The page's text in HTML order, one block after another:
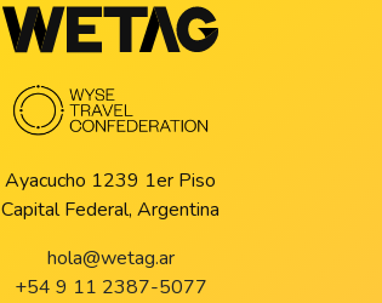
Ayacucho 1239 1er Piso
Capital Federal, Argentina
hola@wetag.ar
+54 9 11 2387-5077